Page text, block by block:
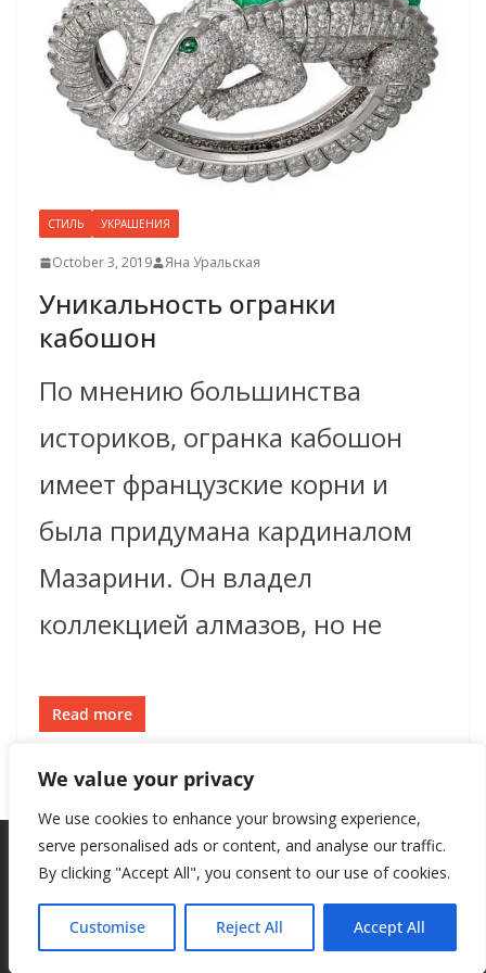
We value your privacy
We use cookies to enhance your browsing experience,
serve personalised ads or content, and analyse our traffic.
By clicking "Accept All", you consent to our use of cookies.
Customise Reject All Accept All
СТИЛЬ УКРАШЕНИЯ
October 3, 2019 Яна Уральская
Уникальность огранки
кабошон
По мнению большинства
историков, огранка кабошон
имеет французские корни и
была придумана кардиналом
Мазарини. Он владел
коллекцией алмазов, но не
Read more
Theme:ColorMag by ThemeGrill. Powered byWordPress